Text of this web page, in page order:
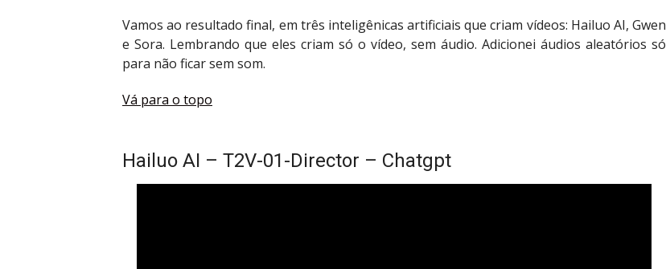
Vamos ao resultado final, em três inteligênicas artificiais que criam vídeos: Hailuo AI, Gwen
e Sora. Lembrando que eles criam só o vídeo, sem áudio. Adicionei áudios aleatórios só
para não ficar sem som.
Vá para o topo
Hailuo AI – T2V-01-Director – Chatgpt